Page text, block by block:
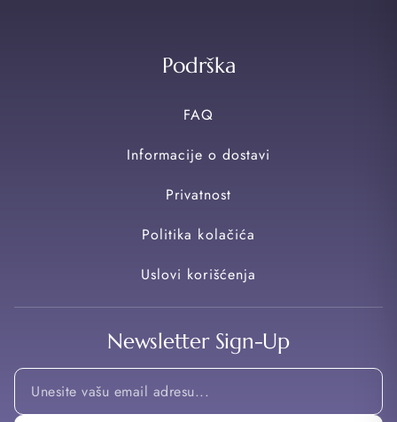
Podrška
FAQ
Informacije o dostavi
Privatnost
Politika kolačića
Uslovi korišćenja
Newsletter Sign-Up
Email
Email